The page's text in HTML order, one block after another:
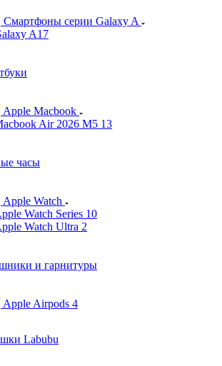
Смартфоны серии Galaxy A
A17
Apple Macbook
Air 2026 M5 13
часы
Apple Watch
Watch Series 10
Watch Ultra 2
и гарнитуры
Apple Airpods 4
Labubu